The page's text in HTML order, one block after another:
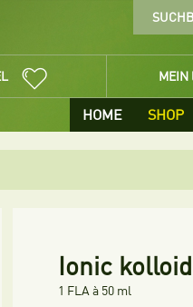
HOME SHOP
Ionic
1 FLA à 50 ml